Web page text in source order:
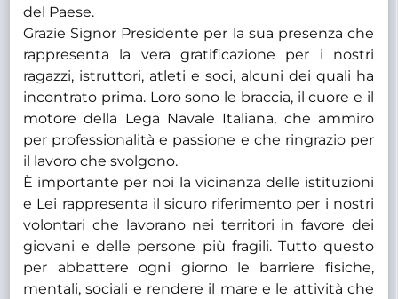
del Paese.
Grazie Signor Presidente per la sua presenza che
rappresenta la vera gratificazione per i nostri
ragazzi, istruttori, atleti e soci, alcuni dei quali ha
incontrato prima. Loro sono le braccia, il cuore e il
motore della Lega Navale Italiana, che ammiro
per professionalità e passione e che ringrazio per
il lavoro che svolgono.
È importante per noi la vicinanza delle istituzioni
e Lei rappresenta il sicuro riferimento per i nostri
volontari che lavorano nei territori in favore dei
giovani e delle persone più fragili. Tutto questo
per abbattere ogni giorno le barriere fisiche,
mentali, sociali e rendere il mare e le attività che